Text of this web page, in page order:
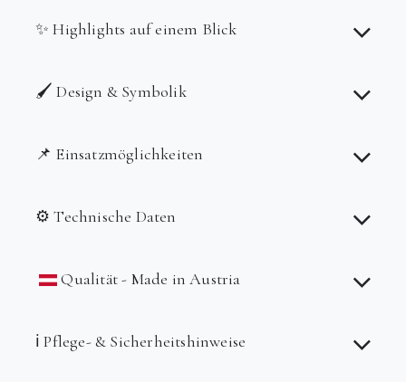
✨ Highlights auf einem Blick
🖌️ Design & Symbolik
📌 Einsatzmöglichkeiten
⚙️ Technische Daten
Qualität - Made in Austria
ℹ️ Pflege- & Sicherheitshinweise